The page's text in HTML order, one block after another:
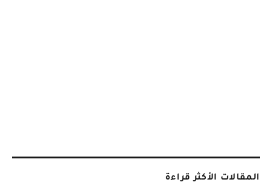
المقالات الأكثر قراءة